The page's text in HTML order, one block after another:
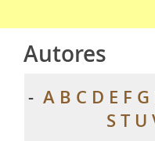
Autores
- A B C D E F G
S T U